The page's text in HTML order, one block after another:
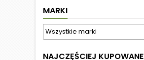
MARKI
NAJCZĘŚCIEJ KUPOWANE